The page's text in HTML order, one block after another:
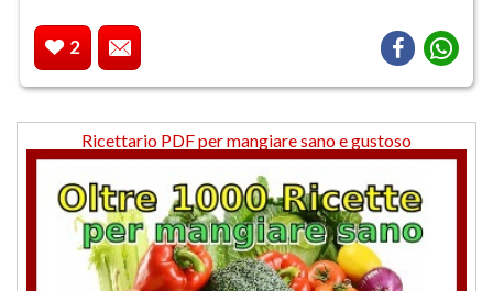
2
Ricettario PDF per mangiare sano e gustoso